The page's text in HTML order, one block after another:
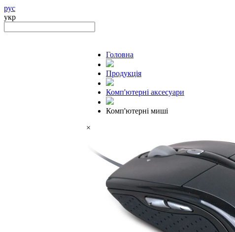
рус
укр
Головна
Продукцiя
Комп'ютерні аксесуари
Комп'ютерні миші
×